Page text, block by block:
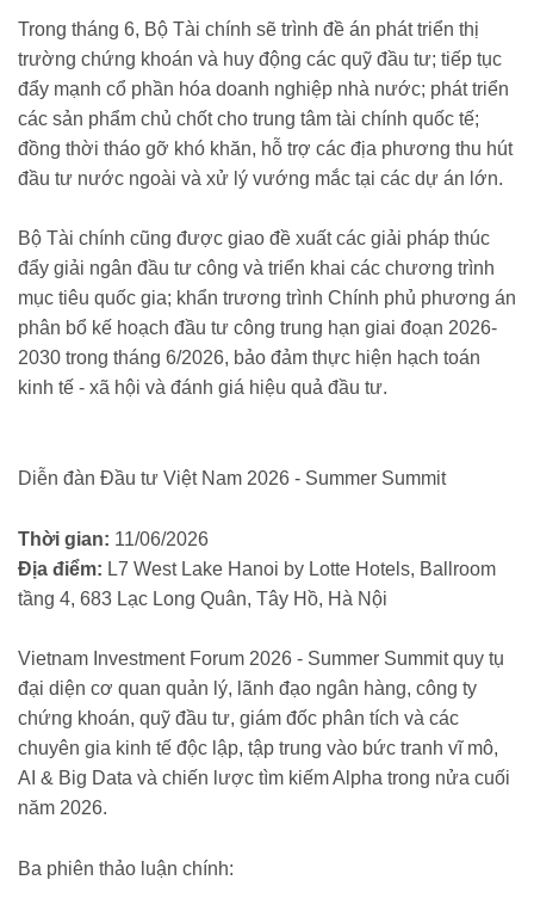
Trong tháng 6, Bộ Tài chính sẽ trình đề án phát triển thị
trường chứng khoán và huy động các quỹ đầu tư; tiếp tục
đẩy mạnh cổ phần hóa doanh nghiệp nhà nước; phát triển
các sản phẩm chủ chốt cho trung tâm tài chính quốc tế;
đồng thời tháo gỡ khó khăn, hỗ trợ các địa phương thu hút
đầu tư nước ngoài và xử lý vướng mắc tại các dự án lớn.
Bộ Tài chính cũng được giao đề xuất các giải pháp thúc
đẩy giải ngân đầu tư công và triển khai các chương trình
mục tiêu quốc gia; khẩn trương trình Chính phủ phương án
phân bổ kế hoạch đầu tư công trung hạn giai đoạn 2026-
2030 trong tháng 6/2026, bảo đảm thực hiện hạch toán
kinh tế - xã hội và đánh giá hiệu quả đầu tư.
Diễn đàn Đầu tư Việt Nam 2026 - Summer Summit
Thời gian: 11/06/2026
Địa điểm: L7 West Lake Hanoi by Lotte Hotels, Ballroom
tầng 4, 683 Lạc Long Quân, Tây Hồ, Hà Nội
Vietnam Investment Forum 2026 - Summer Summit quy tụ
đại diện cơ quan quản lý, lãnh đạo ngân hàng, công ty
chứng khoán, quỹ đầu tư, giám đốc phân tích và các
chuyên gia kinh tế độc lập, tập trung vào bức tranh vĩ mô,
AI & Big Data và chiến lược tìm kiếm Alpha trong nửa cuối
năm 2026.
Ba phiên thảo luận chính: